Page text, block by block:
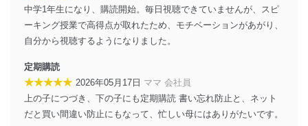
中学1年生になり、購読開始。毎日視聴できていませんが、スピ
ーキング授業で高得点が取れたため、モチベーションがあがり、
自分から視聴するようになりました。
定期購読
★★★★★ 2026年05月17日 ママ 会社員
上の子につづき、下の子にも定期購読 書い忘れ防止と、ネット
だと買い間違い防止にもなって、忙しい母にはありがたいです。